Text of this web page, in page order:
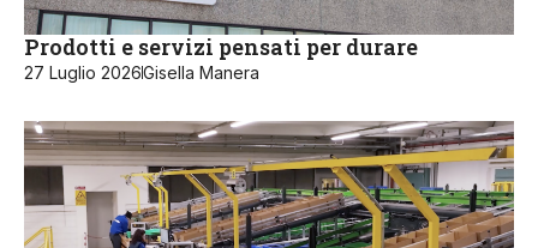
Prodotti e servizi pensati per durare
27 Luglio 2026Gisella Manera